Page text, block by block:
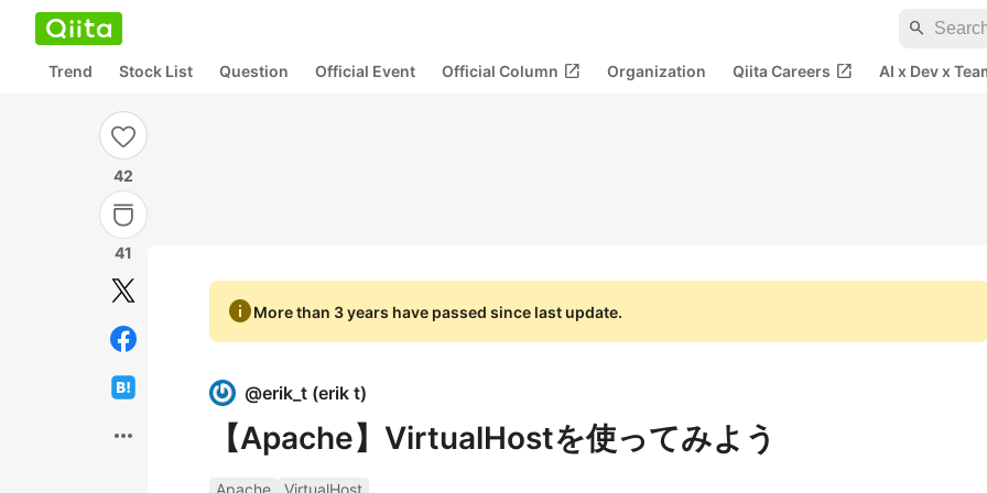
search
Trend Stock List Question Official Event Official Column open_in_new Organization Qiita Careers open_in_new AI x Dev x
42
41
more_horiz
infoMore than 3 years have passed since last update.
@erik_t (erik t)
【Apache】VirtualHostを使ってみよう
Apache
VirtualHost